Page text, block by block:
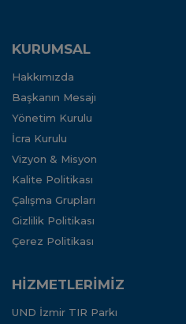
KURUMSAL
Hakkımızda
Başkanın Mesajı
Yönetim Kurulu
İcra Kurulu
Vizyon & Misyon
Kalite Politikası
Çalışma Grupları
Gizlilik Politikası
Çerez Politikası
HİZMETLERİMİZ
UND İzmir TIR Parkı